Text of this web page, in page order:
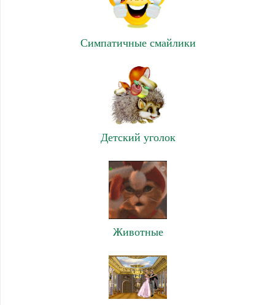
Симпатичные смайлики
Детский уголок
Животные